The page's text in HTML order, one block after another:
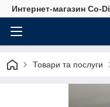
Интернет-магазин Co-Di
Товари та послуги